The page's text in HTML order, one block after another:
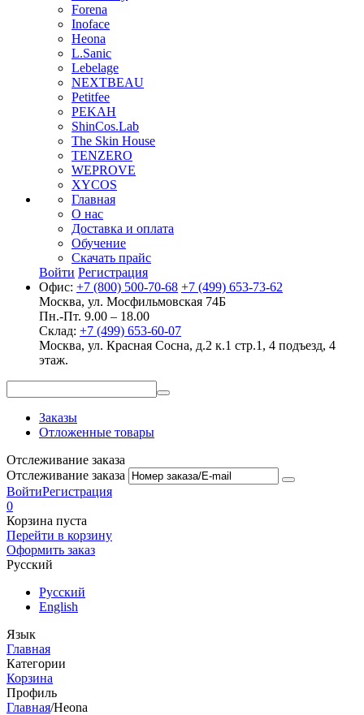
Forena
Inoface
Heona
L.Sanic
Lebelage
NEXTBEAU
Petitfee
PEKAH
ShinCos.Lab
The Skin House
TENZERO
WEPROVE
XYCOS
Главная
О нас
Доставка и оплата
Обучение
Скачать прайс
Войти Регистрация
Офис: +7 (800) 500-70-68 +7 (499) 653-73-62
Москва, ул. Мосфильмовская 74Б
Пн.-Пт. 9.00 – 18.00
Склад: +7 (499) 653-60-07
Москва, ул. Красная Сосна, д.2 к.1 стр.1, 4 подъезд, 4
этаж.
Заказы
Отложенные товары
Отслеживание заказа
Отслеживание заказа
ВойтиРегистрация
0
Корзина пуста
Перейти в корзину
Оформить заказ
Русский
Русский
English
Язык
Главная
Категории
Корзина
Профиль
Главная/Heona